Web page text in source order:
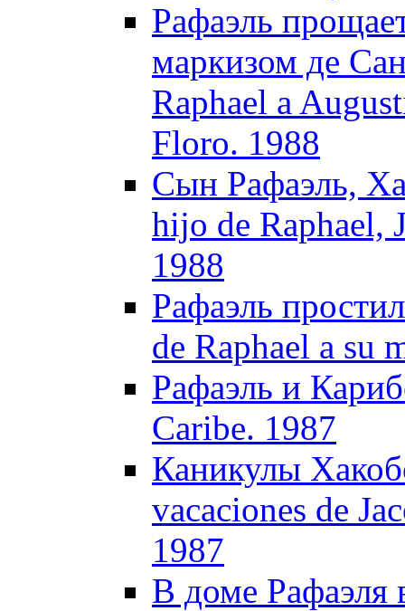
Рафаэль
маркизом де
Raphael a
Floro. 1988
Сын Рафаэль,
hijo de Raphael,
1988
Рафаэль
de Raphael a su
Рафаэль и
Caribe. 1987
Каникулы
vacaciones de
1987
В доме Рафаэля